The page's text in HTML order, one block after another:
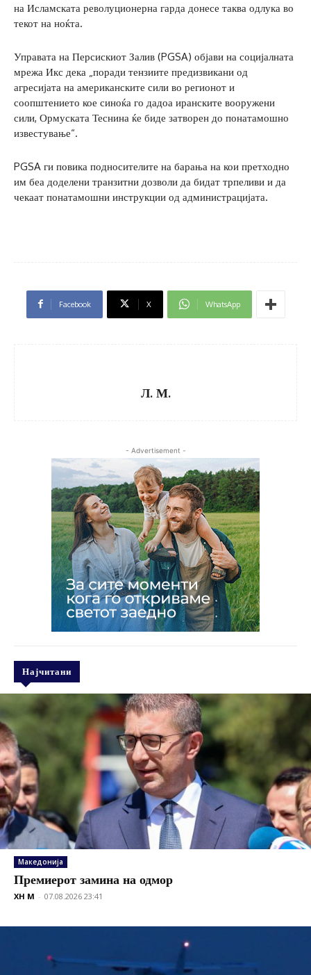
на Исламската револуционерна гарда донесе таква одлука во
текот на ноќта.
Управата на Персискиот Залив (PGSA) објави на социјалната
мрежа Икс дека „поради тензиите предизвикани од
агресијата на американските сили во регионот и
соопштението кое синоќа го дадоа иранските вооружени
сили, Ормуската Теснина ќе биде затворен до понатамошно
известување“.
PGSA ги повика подносителите на барања на кои претходно
им беа доделени транзитни дозволи да бидат трпеливи и да
чекаат понатамошни инструкции од администрацијата.
Facebook X WhatsApp
Л. М.
- Advertisement -
Најчитани
Македонија
Премиерот замина на одмор
XH M - 07.08.2026 23:41